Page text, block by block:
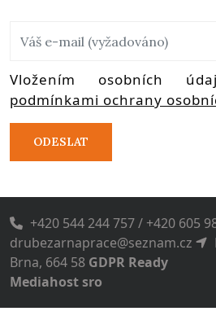
Vložením osobních
podmínkami ochrany
ODESLAT
+420 544 244 757 / +420 605
drubezarnaprace@seznam.cz
Brna, 664 58 GDPR Ready
Mediahost sro